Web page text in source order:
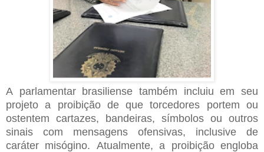
A parlamentar brasiliense também incluiu em seu
projeto a proibição de que torcedores portem ou
ostentem cartazes, bandeiras, símbolos ou outros
sinais com mensagens ofensivas, inclusive de
caráter misógino. Atualmente, a proibição engloba